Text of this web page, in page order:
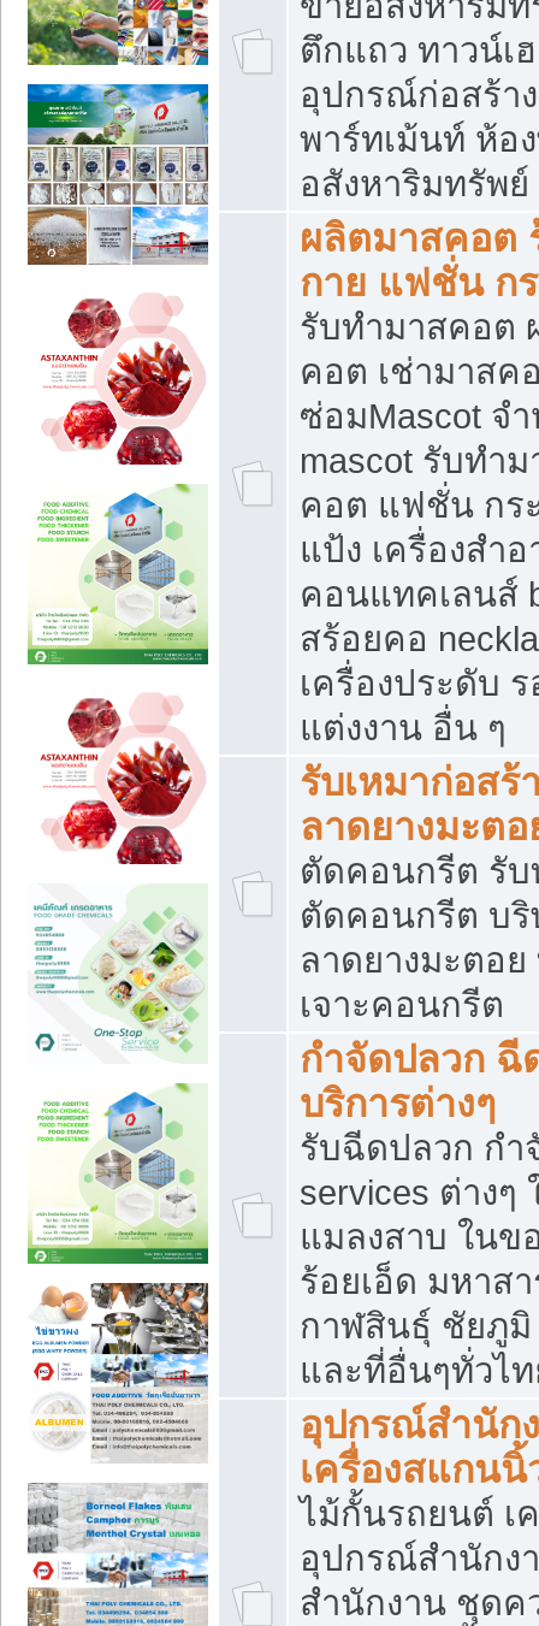
ตึกแถว ทาวน์เ
อุปกรณ์ก่อสร้า
พาร์ทเม้นท์ ห้อ
อสังหาริมทรัพ
ผลิตมาสคอต
กาย แฟชั่น กร
รับทำมาสคอต
คอต เช่ามาสค
ซ่อมMascot จ
mascot รับทำ
คอต แฟชั่น กระ
แป้ง เครื่องสำ
คอนแทคเลนส์
สร้อยคอ
เครื่องประดับ ร
แต่งงาน อื่น ๆ
รับเหมาก่อส
ลาดยางมะต
ตัดคอนกรีต รับ
ตัดคอนกรีต บริ
ลาดยางมะตอ
เจาะคอนกรีต
กำจัดปลวก ฉี
บริการต่างๆ
รับฉีดปลวก กำ
services ต่าง
แมลงสาบ ใน
ร้อยเอ็ด มหาส
กาฬสินธุ์ ชัยภู
และที่อื่นๆทั่วไ
อุปกรณ์สำนัก
เครื่องสแกนนิ้
ไม้กั้นรถยนต์ เ
อุปกรณ์สำนักง
สำนักงาน ชุดค